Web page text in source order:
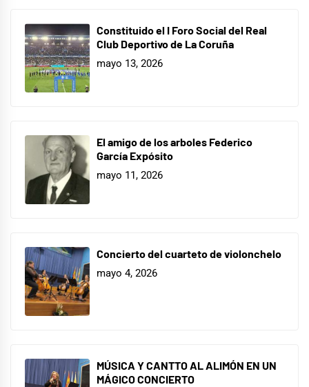
Constituido el I Foro Social del Real
Club Deportivo de La Coruña
mayo 13, 2026
El amigo de los arboles Federico
García Expósito
mayo 11, 2026
Concierto del cuarteto de violonchelo
mayo 4, 2026
MÚSICA Y CANTTO AL ALIMÓN EN UN
MÁGICO CONCIERTO